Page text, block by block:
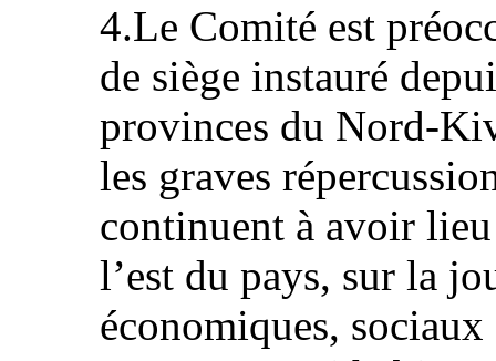
4.Le Comité est
de siège instauré
provinces du Nord-
les graves
continuent à avoir
l’est du pays, sur la
économiques,